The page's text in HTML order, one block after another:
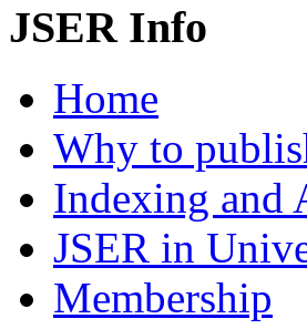
JSER Info
Home
Why to
Indexing and
JSER in
Membership